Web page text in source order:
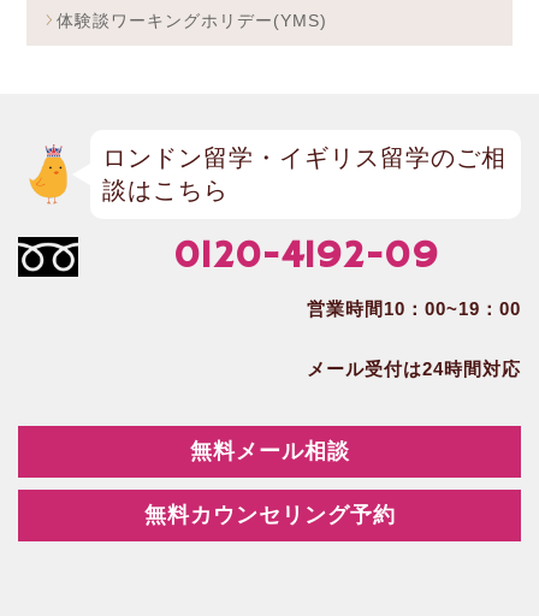
体験談ワーキングホリデー(YMS)
ロンドン留学・イギリス留学のご相
談はこちら
0120-4192-09
営業時間10：00~19：00
メール受付は24時間対応
無料メール相談
無料カウンセリング予約